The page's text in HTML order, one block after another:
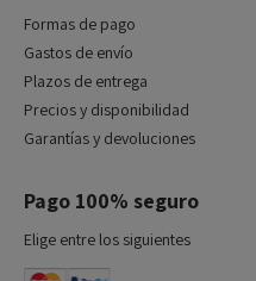
Formas de pago
Gastos de envío
Plazos de entrega
Precios y disponibilidad
Garantías y devoluciones
Pago 100% seguro
Elige entre los siguientes